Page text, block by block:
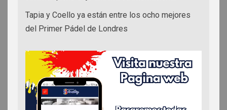
Tapia y Coello ya están entre los ocho mejores
del Primer Pádel de Londres